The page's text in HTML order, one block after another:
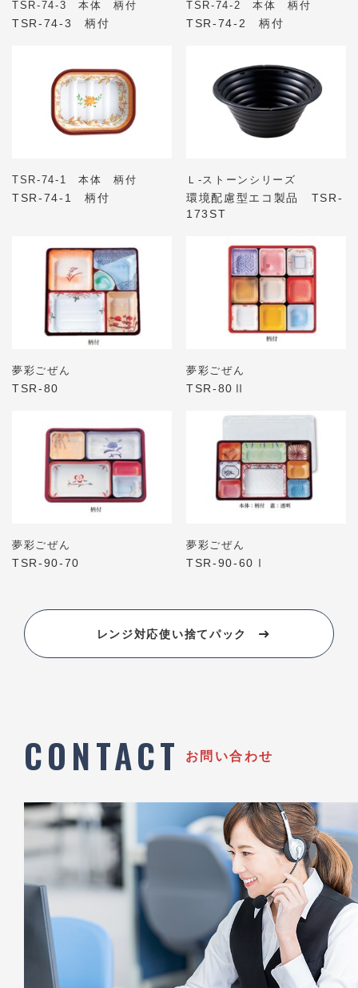
TSR-74-3 本体 柄付
TSR-74-3 柄付
TSR-74-2 本体 柄付
TSR-74-2 柄付
TSR-74-1 本体 柄付
TSR-74-1 柄付
Ｌ-ストーンシリーズ
環境配慮型エコ製品 TSR-
173ST
夢彩ごぜん
TSR-80
夢彩ごぜん
TSR-80Ⅱ
夢彩ごぜん
TSR-90-70
夢彩ごぜん
TSR-90-60Ⅰ
レンジ対応使い捨てパック
CONTACT お問い合わせ